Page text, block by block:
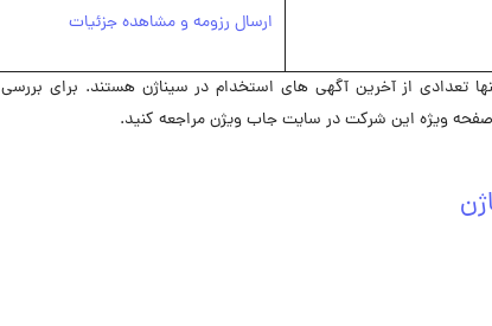
ارسال رزومه و مشاهده جزئیات
از آخرین آگهی های استخدام در سیناژن هستند. برای
ویژه این شرکت در ‌سایت جاب ویژن مراجعه کنید.